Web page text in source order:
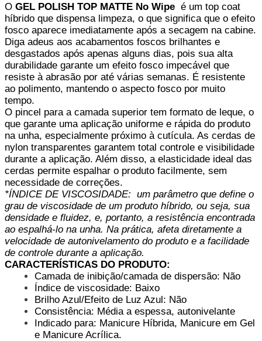
O GEL POLISH TOP MATTE No Wipe é um top coat
híbrido que dispensa limpeza, o que significa que o efeito
fosco aparece imediatamente após a secagem na cabine.
Diga adeus aos acabamentos foscos brilhantes e
desgastados após apenas alguns dias, pois sua alta
durabilidade garante um efeito fosco impecável que
resiste à abrasão por até várias semanas. É resistente
ao polimento, mantendo o aspecto fosco por muito
tempo.
O pincel para a camada superior tem formato de leque, o
que garante uma aplicação uniforme e rápida do produto
na unha, especialmente próximo à cutícula. As cerdas de
nylon transparentes garantem total controle e visibilidade
durante a aplicação. Além disso, a elasticidade ideal das
cerdas permite espalhar o produto facilmente, sem
necessidade de correções.
*ÍNDICE DE VISCOSIDADE: um parâmetro que define o
grau de viscosidade de um produto híbrido, ou seja, sua
densidade e fluidez, e, portanto, a resistência encontrada
ao espalhá-lo na unha. Na prática, afeta diretamente a
velocidade de autonivelamento do produto e a facilidade
de controle durante a aplicação.
CARACTERÍSTICAS DO PRODUTO:
Camada de inibição/camada de dispersão: Não
Índice de viscosidade: Baixo
Brilho Azul/Efeito de Luz Azul: Não
Consistência: Média a espessa, autonivelante
Indicado para: Manicure Híbrida, Manicure em Gel
e Manicure Acrílica.